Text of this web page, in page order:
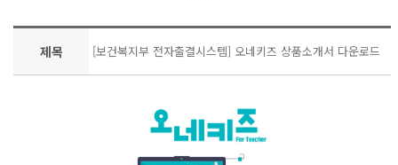
제목 [보건복지부 전자출결시스템] 오네키즈 상품소개서 다운로드